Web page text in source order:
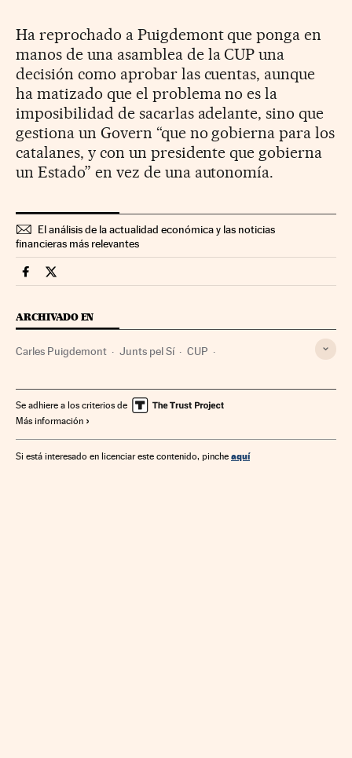
Ha reprochado a Puigdemont que ponga en
manos de una asamblea de la CUP una
decisión como aprobar las cuentas, aunque
ha matizado que el problema no es la
imposibilidad de sacarlas adelante, sino que
gestiona un Govern “que no gobierna para los
catalanes, y con un presidente que gobierna
un Estado” en vez de una autonomía.
El análisis de la actualidad económica y las noticias
financieras más relevantes
Economia Cinco Días en Facebook
Economia Cinco Días en Twitter
ARCHIVADO EN
Carles Puigdemont Junts pel Sí CUP
Financiación autonómica Partidos nacionalistas
Independentismo
Finanzas públicas Ideologías Finanzas Política
Se adhiere a los criterios de
Más información
Si está interesado en licenciar este contenido, pinche aquí